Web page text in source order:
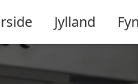
Jylland Fyn